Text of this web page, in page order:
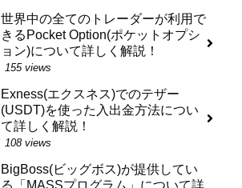
世界中の全てのトレーダーが利用で
きるPocket Option(ポケットオプシ
ョン)について詳しく解説！
155 views
Exness(エクスネス)でのテザー
(USDT)を使った入出金方法につい
て詳しく解説！
108 views
BigBoss(ビッグボス)が提供してい